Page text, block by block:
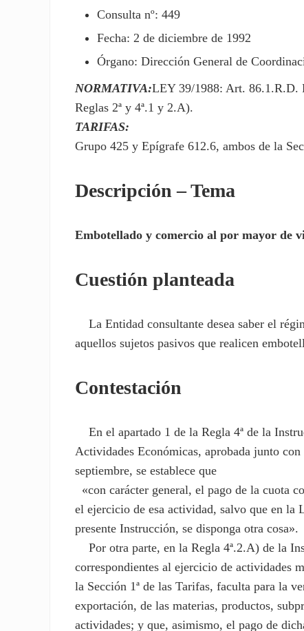
Consulta nº: 449
Fecha: 2 de diciembre de 1992
Órgano: Dirección General de
NORMATIVA:LEY 39/1988: Art. 86.1.R.D.
Reglas 2ª y 4ª.1 y 2.A).
TARIFAS:
Grupo 425 y Epígrafe 612.6, ambos de la
Descripción – Tema
Embotellado y comercio al por mayor de
Cuestión planteada
La Entidad consultante desea saber el
aquellos sujetos pasivos que realicen
Contestación
En el apartado 1 de la Regla 4ª de la
Actividades Económicas, aprobada junto
septiembre, se establece que
«con carácter general, el pago de la cuota
el ejercicio de esa actividad, salvo que en la
presente Instrucción, se disponga otra cosa».
Por otra parte, en la Regla 4ª.2.A) de la
correspondientes al ejercicio de actividades
la Sección 1ª de las Tarifas, faculta para la
exportación, de las materias, productos,
actividades; y que, asimismo, el pago de